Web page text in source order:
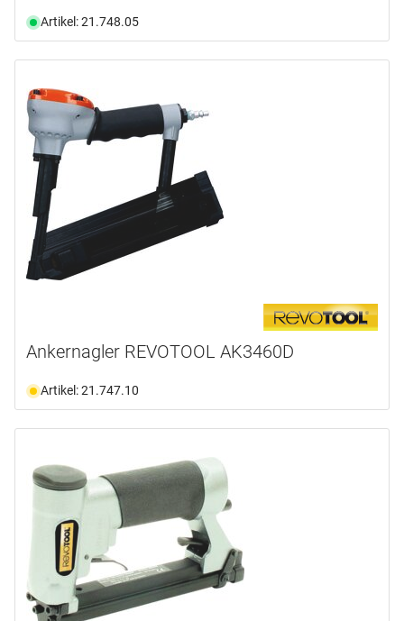
Artikel: 21.748.05
Ankernagler REVOTOOL AK3460D
Artikel: 21.747.10